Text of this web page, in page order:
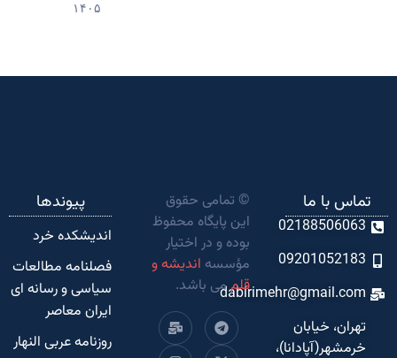
۱۴۰۵
تماس با ما
02188506063
09201052183
dabirimehr@gmail.com
تهران، خیابان
خرمشهر(آپادانا)،
© تمامی حقوق
این پایگاه محفوظ
بوده و در اختیار
مؤسسه اندیشه و
قلممی باشد.
پیوندها
اندیشکده‌ خرد
فصلنامه مطالعات
سیاسی و رسانه ای
ایران معاصر
روزنامه عربی النهار